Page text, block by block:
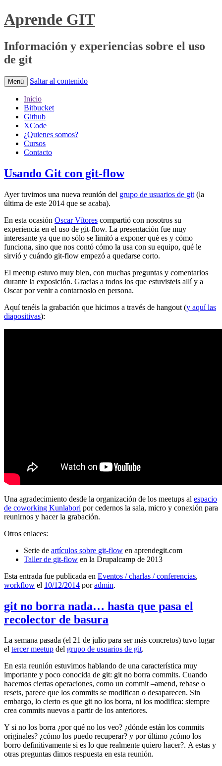
Aprende GIT
Información y experiencias sobre el uso
de git
Menú Saltar al contenido
Inicio
Bitbucket
Github
XCode
¿Quienes somos?
Cursos
Contacto
Usando Git con git-flow
Ayer tuvimos una nueva reunión del grupo de usuarios de git (la
última de este 2014 que se acaba).
En esta ocasión Oscar Vítores compartió con nosotros su
experiencia en el uso de git-flow. La presentación fue muy
interesante ya que no sólo se limitó a exponer qué es y cómo
funciona, sino que nos contó cómo la usa con su equipo, qué le
sirvió y cuándo git-flow empezó a quedarse corto.
El meetup estuvo muy bien, con muchas preguntas y comentarios
durante la exposición. Gracias a todos los que estuvisteis allí y a
Oscar por venir a contarnoslo en persona.
Aquí tenéis la grabación que hicimos a través de hangout (y aquí las
diapositivas):
Una agradecimiento desde la organización de los meetups al espacio
de coworking Kunlabori por cedernos la sala, micro y conexión para
reunirnos y hacer la grabación.
Otros enlaces:
Serie de artículos sobre git-flow en aprendegit.com
Taller de git-flow en la Drupalcamp de 2013
Esta entrada fue publicada en Eventos / charlas / conferencias,
workflow el 10/12/2014 poradmin.
git no borra nada… hasta que pasa el
recolector de basura
La semana pasada (el 21 de julio para ser más concretos) tuvo lugar
el tercer meetup del grupo de usuarios de git.
En esta reunión estuvimos hablando de una característica muy
importante y poco conocida de git: git no borra commits. Cuando
hacemos ciertas operaciones, como un commit –amend, rebase o
resets, parece que los commits se modifican o desaparecen. Sin
embargo, lo cierto es que git no los borra, ni los modifica: siempre
crea commits nuevos a partir de los anteriores.
Y si no los borra ¿por qué no los veo? ¿dónde están los commits
originales? ¿cómo los puedo recuperar? y por último ¿cómo los
borro definitivamente si es lo que realmente quiero hacer?. A estas y
otras preguntas dimos respuesta en esta reunión.